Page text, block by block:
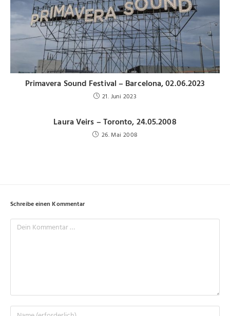
Primavera Sound Festival – Barcelona, 02.06.2023
21. Juni 2023
Laura Veirs – Toronto, 24.05.2008
26. Mai 2008
Schreibe einen Kommentar